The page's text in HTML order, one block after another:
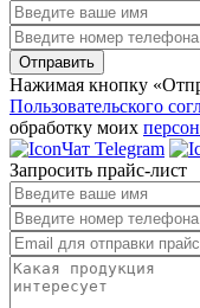
Отправить
Нажимая кнопку
Пользовательского
обработку моих
Чат Telegram
Запросить прайс-лист